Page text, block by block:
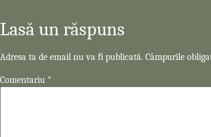
Lasă un răspuns
Adresa ta de email nu va fi publicată. Câmpurile
Comentariu *